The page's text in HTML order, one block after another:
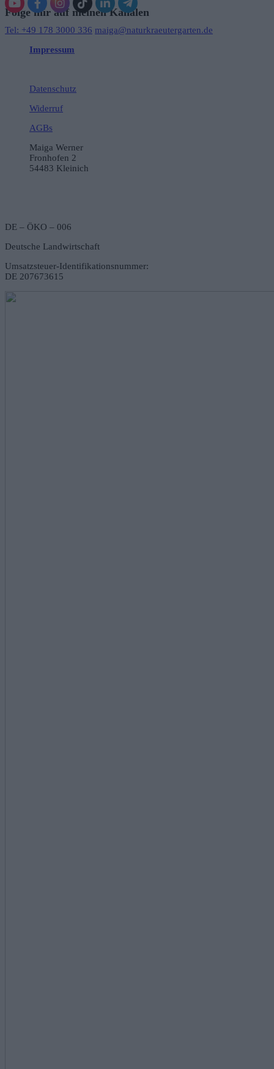
Folge mir auf meinen Kanälen
Tel: +49 178 3000 336 maiga@naturkraeutergarten.de
Impressum
Datenschutz
Widerruf
AGBs
Maiga Werner
Fronhofen 2
54483 Kleinich
DE – ÖKO – 006
Deutsche Landwirtschaft
Umsatzsteuer-Identifikationsnummer:
DE 207673615